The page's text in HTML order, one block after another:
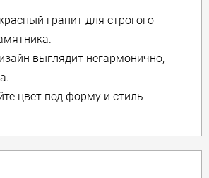
гранит для строгого
выглядит негармонично,
цвет под форму и стиль